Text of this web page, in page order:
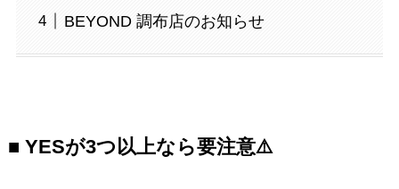
BEYOND 調布店のお知らせ
■ YESが3つ以上なら要注意⚠️